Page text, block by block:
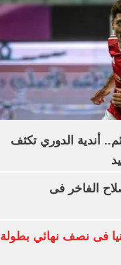
أندية الدوري تكثف
الفاخر فى
فى نصف نهائي بطولة